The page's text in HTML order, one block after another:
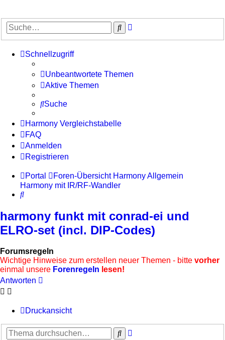
Suche
Schnellzugriff
Unbeantwortete Themen
Aktive Themen
Suche
Harmony Vergleichstabelle
FAQ
Anmelden
Registrieren
Portal Foren-Übersicht Harmony Allgemein
Harmony mit IR/RF-Wandler
Suche
harmony funkt mit conrad-ei und
ELRO-set (incl. DIP-Codes)
Forumsregeln
Wichtige Hinweise zum erstellen neuer Themen - bitte vorher
einmal unsere Forenregeln lesen!
Antworten
Druckansicht
Suche